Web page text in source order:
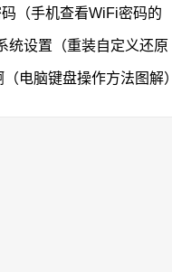
（手机查看WiFi密码的
统设置（重装自定义还原
电脑键盘操作方法图解）